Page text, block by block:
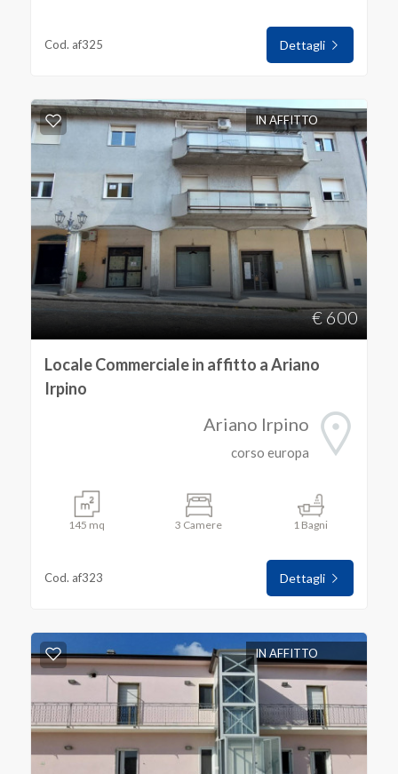
Cod. af325 Dettagli
IN AFFITTO
€ 600
Locale Commerciale in affitto a Ariano
Irpino
Ariano Irpino
corso europa
145 mq 3 Camere 1 Bagni
Cod. af323 Dettagli
IN AFFITTO
Balcone/Terrazzo
Arredato
Nuova costruzione
Lusso